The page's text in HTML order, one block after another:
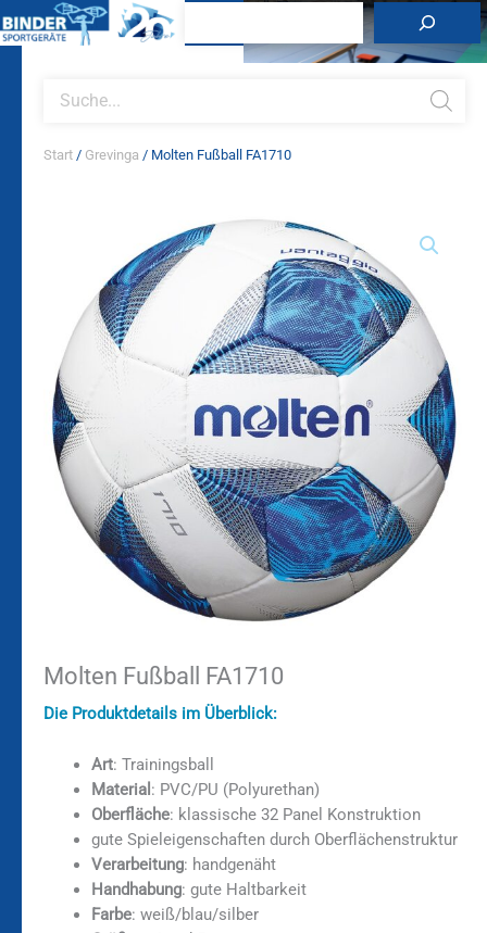
Inhalt
search
Start / Grevinga / Molten Fußball FA1710
Molten Fußball FA1710
Die Produktdetails im Überblick:
Art: Trainingsball
Material : PVC/PU (Polyurethan)
Oberfläche: klassische 32 Panel Konstruktion
gute Spieleigenschaften durch Oberflächenstruktur
Verarbeitung: handgenäht
Handhabung: gute Haltbarkeit
Farbe: weiß/blau/silber